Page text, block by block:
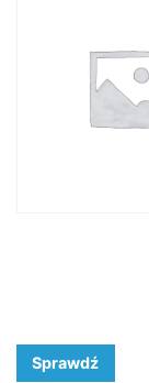
Sprawdź